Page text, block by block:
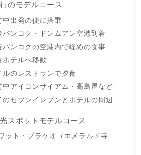
のモデルコース
中出発の便に搭乗
バンコク・ドンムアン空港到着
バンコクの空港内で軽めの食事
ホテルへ移動
ルのレストランで夕食
中アイコンサイアム・高島屋など
のセブンイレブンとホテルの周辺
スポットモデルコース
ット・プラケオ（エメラルド寺